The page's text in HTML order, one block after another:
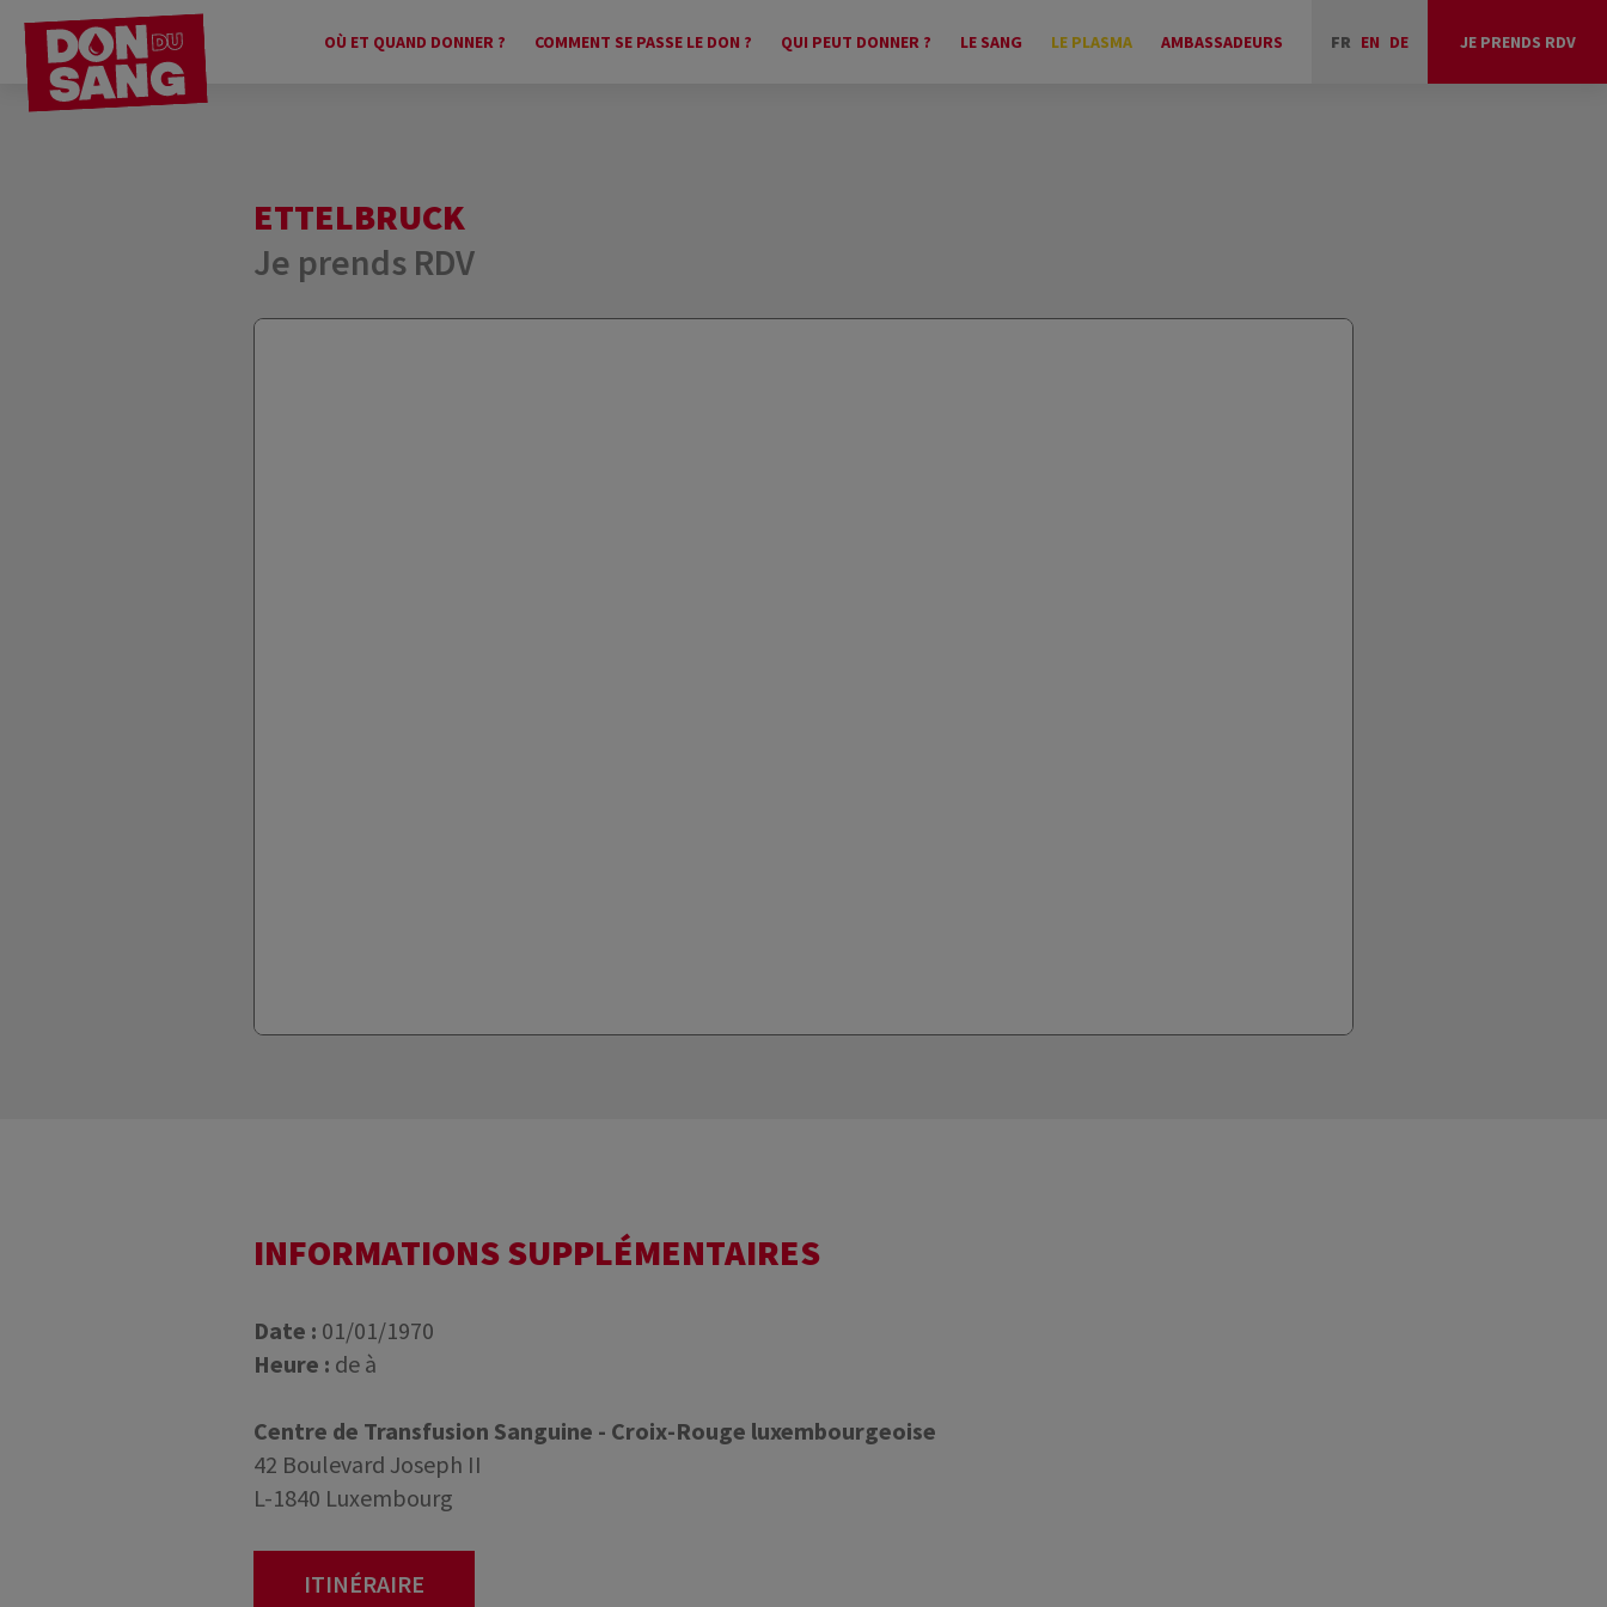
OÙ ET QUAND DONNER ? COMMENT SE PASSE LE DON ? QUI PEUT DONNER ? LE SANG LE PLASMA AMBASSADEURS FR EN DE JE PRENDS RDV
ETTELBRUCK
Je prends RDV
INFORMATIONS SUPPLÉMENTAIRES
Date : 01/01/1970
Heure : de à
Centre de Transfusion Sanguine - Croix-Rouge luxembourgeoise
42 Boulevard Joseph II
L-1840 Luxembourg
ITINÉRAIRE